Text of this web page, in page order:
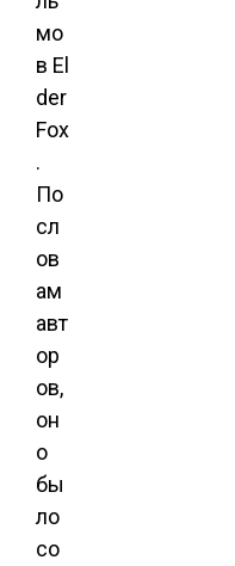
мо
в El
der
Fox
.
По
сл
ов
ам
авт
ор
ов,
он
о
бы
ло
со